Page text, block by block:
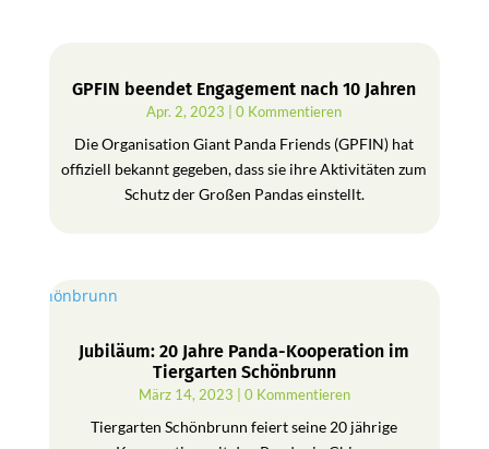
GPFIN beendet Engagement nach 10 Jahren
Apr. 2, 2023 | 0 Kommentieren
Die Organisation Giant Panda Friends (GPFIN) hat
offiziell bekannt gegeben, dass sie ihre Aktivitäten zum
Schutz der Großen Pandas einstellt.
Jubiläum: 20 Jahre Panda-Kooperation im
Tiergarten Schönbrunn
März 14, 2023 | 0 Kommentieren
Tiergarten Schönbrunn feiert seine 20 jährige